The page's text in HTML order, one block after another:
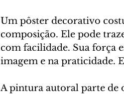
Um pôster decorativo
composição. Ele pode
com facilidade. Sua força
imagem e na praticidade.
A pintura autoral parte de